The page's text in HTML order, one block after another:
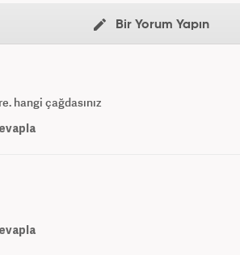
Bir Yorum Yapın
hangi çağdasınız